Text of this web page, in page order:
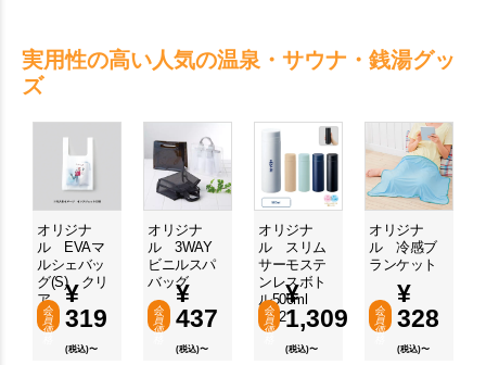
実用性の高い人気の温泉・サウナ・銭湯グッ
ズ
オリジナ
ル EVAマ
ルシェバッ
グ(S) クリ
ア
会
員
価
¥
319
(税込)〜
オリジナ
ル 3WAY
ビニルスパ
バッグ
会
員
価
¥
437
(税込)〜
オリジナ
ル スリム
サーモステ
ンレスボト
ル500ml
ver.2
会
員
価
¥
1,309
(税込)〜
オリジナ
ル 冷感ブ
ランケット
会
員
価
¥
328
(税込)〜